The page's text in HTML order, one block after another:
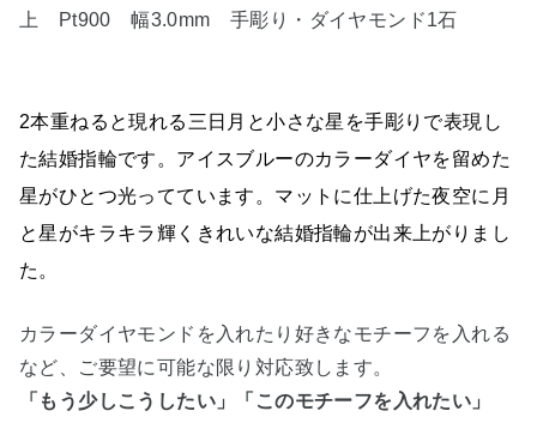
上 Pt900 幅3.0mm 手彫り・ダイヤモンド1石
2本重ねると現れる三日月と小さな星を手彫りで表現し
た結婚指輪です。アイスブルーのカラーダイヤを留めた
星がひとつ光ってています。マットに仕上げた夜空に月
と星がキラキラ輝くきれいな結婚指輪が出来上がりまし
た。
カラーダイヤモンドを入れたり 好きなモチーフを入れる
など、ご要望に可能な限り対応致します。
「もう少しこうしたい」「このモチーフを入れたい」